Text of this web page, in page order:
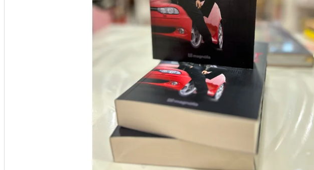
KÖNNYCSEPP A TINTAFOLTBAN ÁDÁM-
BOROS LILLA
€13,50
Korábbi:€17,90